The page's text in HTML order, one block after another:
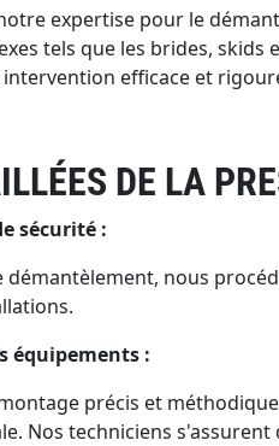
expertise pour le
tels que les brides,
efficace et
DE LA
sécurité :
démantèlement, nous
équipements :
précis et
Nos techniciens